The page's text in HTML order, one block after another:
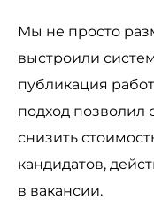
Мы не просто
выстроили
публикация
подход позволил
снизить
кандидатов,
в вакансии.